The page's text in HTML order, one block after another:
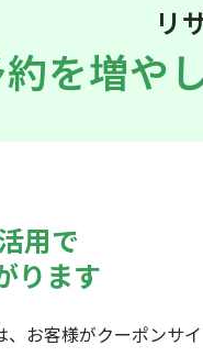
リ
を増やし
用で
ります
お客様がクーポンサ